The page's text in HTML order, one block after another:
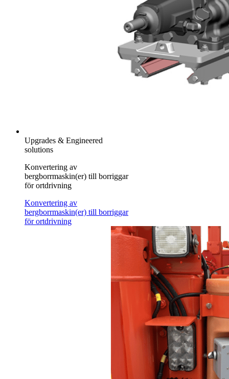
Upgrades & Engineered
solutions
Konvertering av
bergborrmaskin(er) till borriggar
för ortdrivning
Konvertering av
bergborrmaskin(er) till borriggar
för ortdrivning